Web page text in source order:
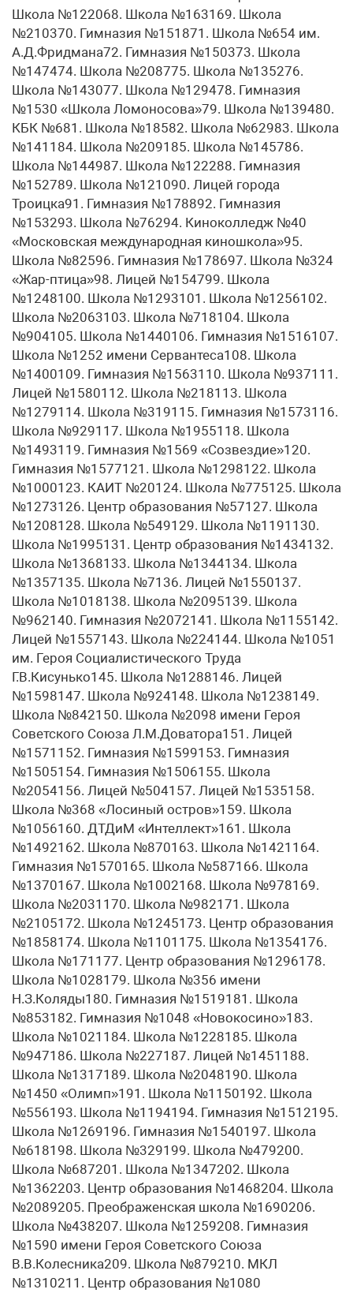
Школа №122068. Школа №163169. Школа
№210370. Гимназия №151871. Школа №654 им.
А.Д.Фридмана72. Гимназия №150373. Школа
№147474. Школа №208775. Школа №135276.
Школа №143077. Школа №129478. Гимназия
№1530 «Школа Ломоносова»79. Школа №139480.
КБК №681. Школа №18582. Школа №62983. Школа
№141184. Школа №209185. Школа №145786.
Школа №144987. Школа №122288. Гимназия
№152789. Школа №121090. Лицей города
Троицка91. Гимназия №178892. Гимназия
№153293. Школа №76294. Киноколледж №40
«Московская международная киношкола»95.
Школа №82596. Гимназия №178697. Школа №324
«Жар-птица»98. Лицей №154799. Школа
№1248100. Школа №1293101. Школа №1256102.
Школа №2063103. Школа №718104. Школа
№904105. Школа №1440106. Гимназия №1516107.
Школа №1252 имени Сервантеса108. Школа
№1400109. Гимназия №1563110. Школа №937111.
Лицей №1580112. Школа №218113. Школа
№1279114. Школа №319115. Гимназия №1573116.
Школа №929117. Школа №1955118. Школа
№1493119. Гимназия №1569 «Созвездие»120.
Гимназия №1577121. Школа №1298122. Школа
№1000123. КАИТ №20124. Школа №775125. Школа
№1273126. Центр образования №57127. Школа
№1208128. Школа №549129. Школа №1191130.
Школа №1995131. Центр образования №1434132.
Школа №1368133. Школа №1344134. Школа
№1357135. Школа №7136. Лицей №1550137.
Школа №1018138. Школа №2095139. Школа
№962140. Гимназия №2072141. Школа №1155142.
Лицей №1557143. Школа №224144. Школа №1051
им. Героя Социалистического Труда
Г.В.Кисунько145. Школа №1288146. Лицей
№1598147. Школа №924148. Школа №1238149.
Школа №842150. Школа №2098 имени Героя
Советского Союза Л.М.Доватора151. Лицей
№1571152. Гимназия №1599153. Гимназия
№1505154. Гимназия №1506155. Школа
№2054156. Лицей №504157. Лицей №1535158.
Школа №368 «Лосиный остров»159. Школа
№1056160. ДТДиМ «Интеллект»161. Школа
№1492162. Школа №870163. Школа №1421164.
Гимназия №1570165. Школа №587166. Школа
№1370167. Школа №1002168. Школа №978169.
Школа №2031170. Школа №982171. Школа
№2105172. Школа №1245173. Центр образования
№1858174. Школа №1101175. Школа №1354176.
Школа №171177. Центр образования №1296178.
Школа №1028179. Школа №356 имени
Н.З.Коляды180. Гимназия №1519181. Школа
№853182. Гимназия №1048 «Новокосино»183.
Школа №1021184. Школа №1228185. Школа
№947186. Школа №227187. Лицей №1451188.
Школа №1317189. Школа №2048190. Школа
№1450 «Олимп»191. Школа №1150192. Школа
№556193. Школа №1194194. Гимназия №1512195.
Школа №1269196. Гимназия №1540197. Школа
№618198. Школа №329199. Школа №479200.
Школа №687201. Школа №1347202. Школа
№1362203. Центр образования №1468204. Школа
№2089205. Преображенская школа №1690206.
Школа №438207. Школа №1259208. Гимназия
№1590 имени Героя Советского Союза
В.В.Колесника209. Школа №879210. МКЛ
№1310211. Центр образования №1080